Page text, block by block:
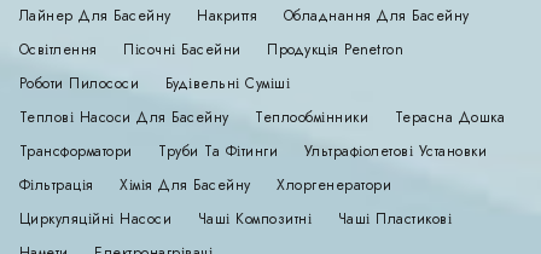
Лайнер Для Басейну
Накриття
Обладнання Для Басейну
Освітлення
Пісочні Басейни
Продукція Penetron
Роботи Пилососи
Будівельні Суміші
Теплові Насоси Для Басейну
Теплообмінники
Терасна Дошка
Трансформатори
Труби Та Фітинги
Ультрафіолетові Установки
Фільтрація
Хімія Для Басейну
Хлоргенератори
Циркуляційні Насоси
Чаші Композитні
Чаші Пластикові